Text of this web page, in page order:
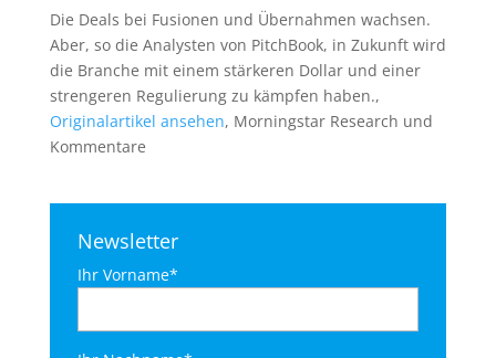
Die Deals bei Fusionen und Übernahmen wachsen.
Aber, so die Analysten von PitchBook, in Zukunft wird
die Branche mit einem stärkeren Dollar und einer
strengeren Regulierung zu kämpfen haben.,
Originalartikel ansehen, Morningstar Research und
Kommentare
Newsletter
Ihr Vorname*